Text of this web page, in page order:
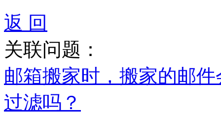
返 回
关联问题：
邮箱搬家时，搬家的邮
过滤吗？